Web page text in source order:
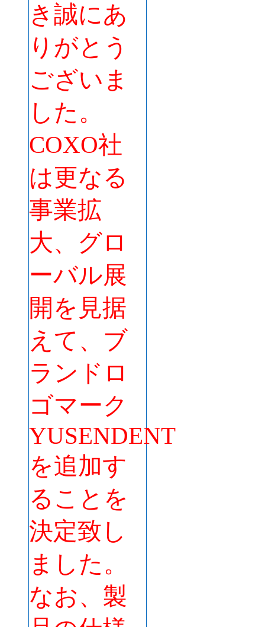
き誠にあ
りがとう
ございま
した。
COXO社
は更なる
事業拡
大、グロ
ーバル展
開を見据
えて、ブ
ランドロ
ゴマーク
YUSENDENT
を追加す
ることを
決定致し
ました。
なお、製